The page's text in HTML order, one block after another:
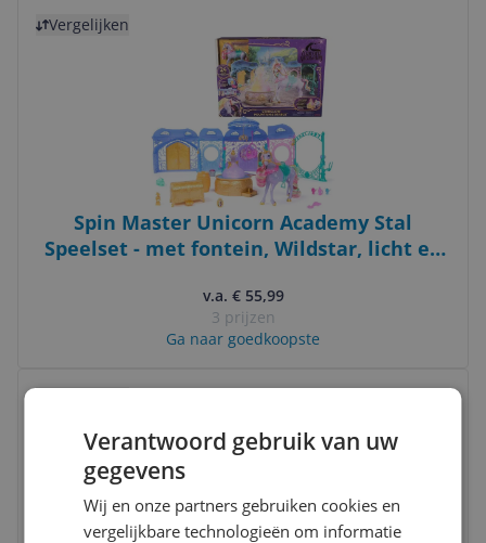
Vergelijken
Spin Master Unicorn Academy Stal
Speelset - met fontein, Wildstar, licht en
eenhoornspeelgoed
v.a. € 55,99
3 prijzen
Ga naar goedkoopste
Verantwoord gebruik van uw
gegevens
Wij en onze partners gebruiken cookies en
vergelijkbare technologieën om informatie